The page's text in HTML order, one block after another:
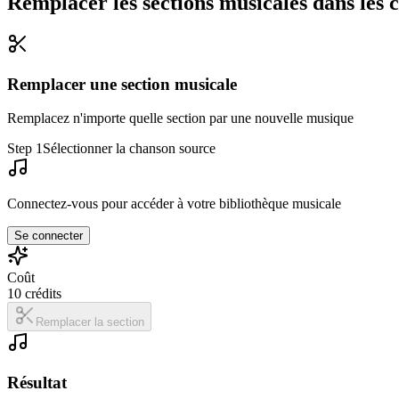
Remplacer une section musicale
Remplacez n'importe quelle section par une nouvelle musique
Step 1Sélectionner la chanson source
Connectez-vous pour accéder à votre bibliothèque musicale
Se connecter
Coût
10 crédits
Remplacer la section
Résultat